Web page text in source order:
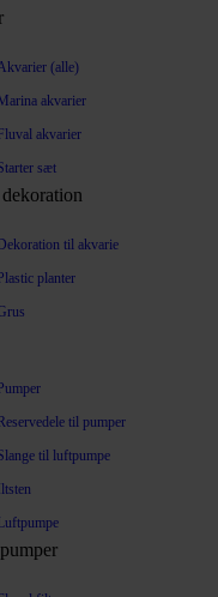
(alle)
Marina akvarier
Fluval akvarier
sæt
Dekoration til akvarie
Plastic planter
Pumper
Reservedele til pumper
til luftpumpe
Iltsten
Luftpumpe